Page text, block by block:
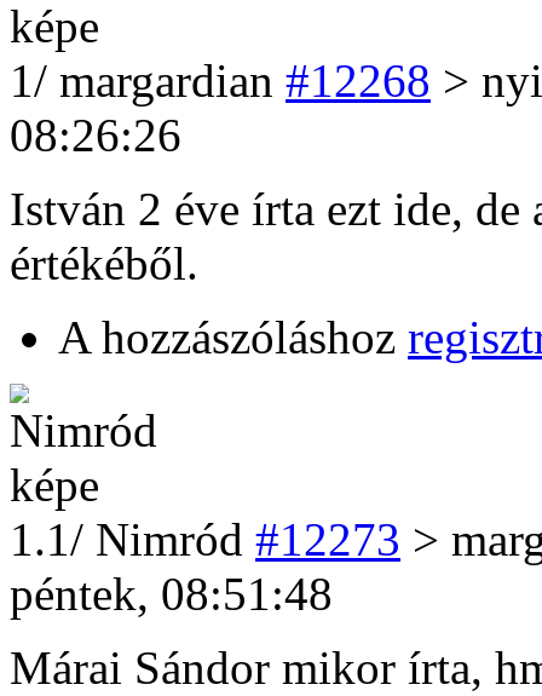
1/ margardian #12268 >
08:26:26
István 2 éve írta ezt ide, de
értékéből.
A hozzászóláshoz
1.1/ Nimród #12273 >
péntek, 08:51:48
Márai Sándor mikor írta,